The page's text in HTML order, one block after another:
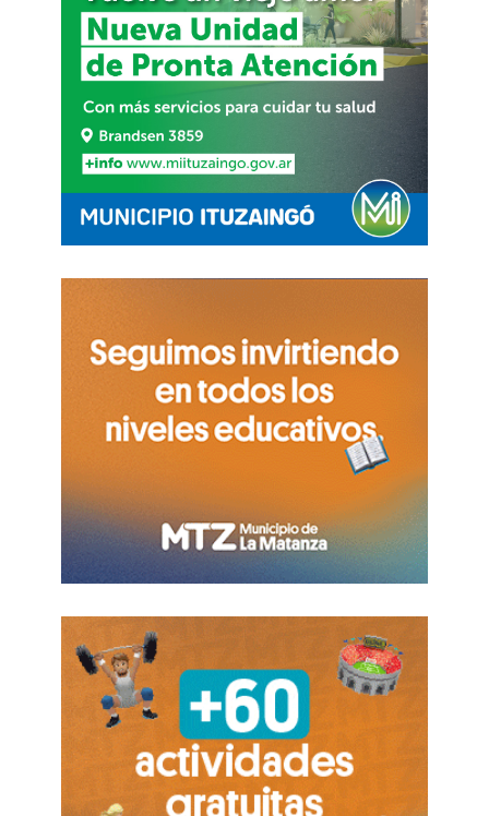
renunciado no implicaba automáticamente su
continuidad en el directorio. Para permanecer en
ese lugardebía mediar la aprobación,por lo que
existía la posibilidad de que su incorporación
fuera rechazada.
Además, YPF cotiza en bolsa en los Estados
queda plenamente reintegrado a
la vida fuera del Estado , el ogro que vino a
combatir y por cuyos manejos podría ser
procesado.
FUENTE . PAG 12